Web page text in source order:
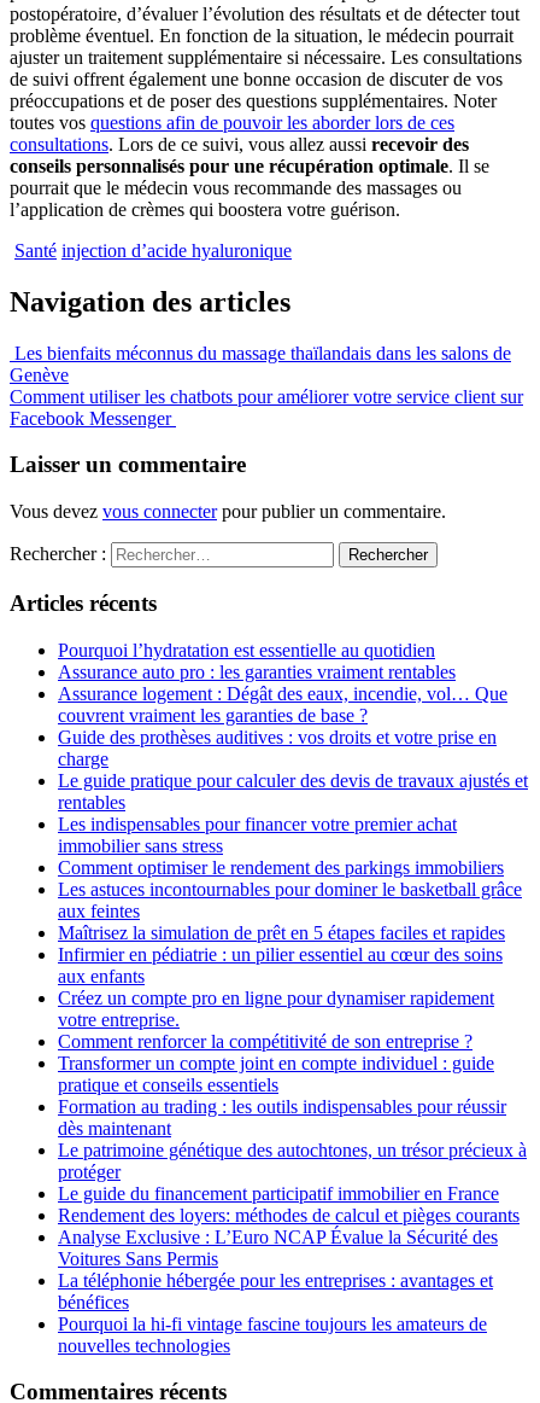
postopératoire, d’évaluer l’évolution des résultats et de détecter tout
problème éventuel. En fonction de la situation, le médecin pourrait
ajuster un traitement supplémentaire si nécessaire. Les consultations
de suivi offrent également une bonne occasion de discuter de vos
préoccupations et de poser des questions supplémentaires. Noter
toutes vos questions afin de pouvoir les aborder lors de ces
consultations. Lors de ce suivi, vous allez aussi recevoir des
conseils personnalisés pour une récupération optimale. Il se
pourrait que le médecin vous recommande des massages ou
l’application de crèmes qui boostera votre guérison.
Santé injection d’acide hyaluronique
Navigation des articles
Les bienfaits méconnus du massage thaïlandais dans les salons de
Genève
Comment utiliser les chatbots pour améliorer votre service client sur
Facebook Messenger
Laisser un commentaire
Vous devez vous connecterpour publier un commentaire.
Rechercher :
Articles récents
Pourquoi l’hydratation est essentielle au quotidien
Assurance auto pro : les garanties vraiment rentables
Assurance logement : Dégât des eaux, incendie, vol… Que
couvrent vraiment les garanties de base ?
Guide des prothèses auditives : vos droits et votre prise en
charge
Le guide pratique pour calculer des devis de travaux ajustés et
rentables
Les indispensables pour financer votre premier achat
immobilier sans stress
Comment optimiser le rendement des parkings immobiliers
Les astuces incontournables pour dominer le basketball grâce
aux feintes
Maîtrisez la simulation de prêt en 5 étapes faciles et rapides
Infirmier en pédiatrie : un pilier essentiel au cœur des soins
aux enfants
Créez un compte pro en ligne pour dynamiser rapidement
votre entreprise.
Comment renforcer la compétitivité de son entreprise ?
Transformer un compte joint en compte individuel : guide
pratique et conseils essentiels
Formation au trading : les outils indispensables pour réussir
dès maintenant
Le patrimoine génétique des autochtones, un trésor précieux à
protéger
Le guide du financement participatif immobilier en France
Rendement des loyers: méthodes de calcul et pièges courants
Analyse Exclusive : L’Euro NCAP Évalue la Sécurité des
Voitures Sans Permis
La téléphonie hébergée pour les entreprises : avantages et
bénéfices
Pourquoi la hi-fi vintage fascine toujours les amateurs de
nouvelles technologies
Commentaires récents